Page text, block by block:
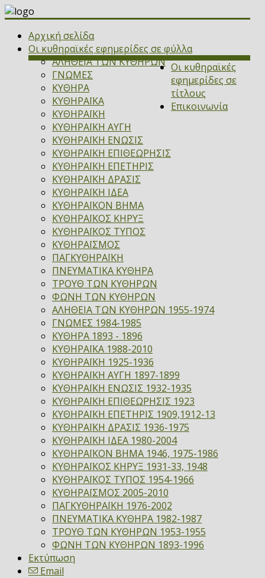
Αρχική σελίδα
Οι κυθηραϊκές εφημερίδες σε φύλλα
ΑΛΗΘΕΙΑ ΤΩΝ ΚΥΘΗΡΩΝ
ΓΝΩΜΕΣ
ΚΥΘΗΡΑ
ΚΥΘΗΡΑΪΚΑ
ΚΥΘΗΡΑΪΚΗ
ΚΥΘΗΡΑΪΚΗ ΑΥΓΗ
ΚΥΘΗΡΑΪΚΗ ΕΝΩΣΙΣ
ΚΥΘΗΡΑΪΚΗ ΕΠΙΘΕΩΡΗΣΙΣ
ΚΥΘΗΡΑΪΚΗ ΕΠΕΤΗΡΙΣ
ΚΥΘΗΡΑΪΚΗ ΔΡΑΣΙΣ
ΚΥΘΗΡΑΪΚΗ ΙΔΕΑ
ΚΥΘΗΡΑΪΚΟΝ ΒΗΜΑ
ΚΥΘΗΡΑΪΚΟΣ ΚΗΡΥΞ
ΚΥΘΗΡΑΪΚΟΣ ΤΥΠΟΣ
ΚΥΘΗΡΑΪΣΜΟΣ
ΠΑΓΚΥΘΗΡΑΪΚΗ
ΠΝΕΥΜΑΤΙΚΑ ΚΥΘΗΡΑ
ΤΡΟΥΘ ΤΩΝ ΚΥΘΗΡΩΝ
ΦΩΝΗ ΤΩΝ ΚΥΘΗΡΩΝ
Οι κυθηραϊκές
εφημερίδες σε
τίτλους
ΑΛΗΘΕΙΑ ΤΩΝ ΚΥΘΗΡΩΝ 1955-1974
ΓΝΩΜΕΣ 1984-1985
ΚΥΘΗΡΑ 1893 - 1896
ΚΥΘΗΡΑΪΚΑ 1988-2010
ΚΥΘΗΡΑΪΚΗ 1925-1936
ΚΥΘΗΡΑΪΚΗ ΑΥΓΗ 1897-1899
ΚΥΘΗΡΑΪΚΗ ΕΝΩΣΙΣ 1932-1935
ΚΥΘΗΡΑΪΚΗ ΕΠΙΘΕΩΡΗΣΙΣ 1923
ΚΥΘΗΡΑΪΚΗ ΕΠΕΤΗΡΙΣ 1909,1912-13
ΚΥΘΗΡΑΪΚΗ ΔΡΑΣΙΣ 1936-1975
ΚΥΘΗΡΑΪΚΗ ΙΔΕΑ 1980-2004
ΚΥΘΗΡΑΪΚΟΝ ΒΗΜΑ 1946, 1975-1986
ΚΥΘΗΡΑΪΚΟΣ ΚΗΡΥΞ 1931-33, 1948
ΚΥΘΗΡΑΪΚΟΣ ΤΥΠΟΣ 1954-1966
ΚΥΘΗΡΑΪΣΜΟΣ 2005-2010
ΠΑΓΚΥΘΗΡΑΪΚΗ 1976-2002
ΠΝΕΥΜΑΤΙΚΑ ΚΥΘΗΡΑ 1982-1987
ΤΡΟΥΘ ΤΩΝ ΚΥΘΗΡΩΝ 1953-1955
ΦΩΝΗ ΤΩΝ ΚΥΘΗΡΩΝ 1893-1996
Επικοινωνία
Εκτύπωση
Email